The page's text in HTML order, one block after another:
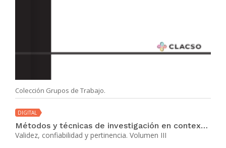
Colección Grupos de Trabajo.
DIGITAL
Métodos y técnicas de investigación en contextos de alta vulnerabilidad políticosocial
Validez, confiabilidad y pertinencia. Volumen III